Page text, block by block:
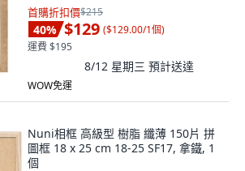
首購折扣價$215
40% $129 ($129.00/1個)
運費 $195
8/12 星期三 預計送達
WOW免運
Nuni相框 高級型 樹脂 纖薄 150片 拼
圖框 18 x 25 cm 18-25 SF17, 拿鐵, 1
個